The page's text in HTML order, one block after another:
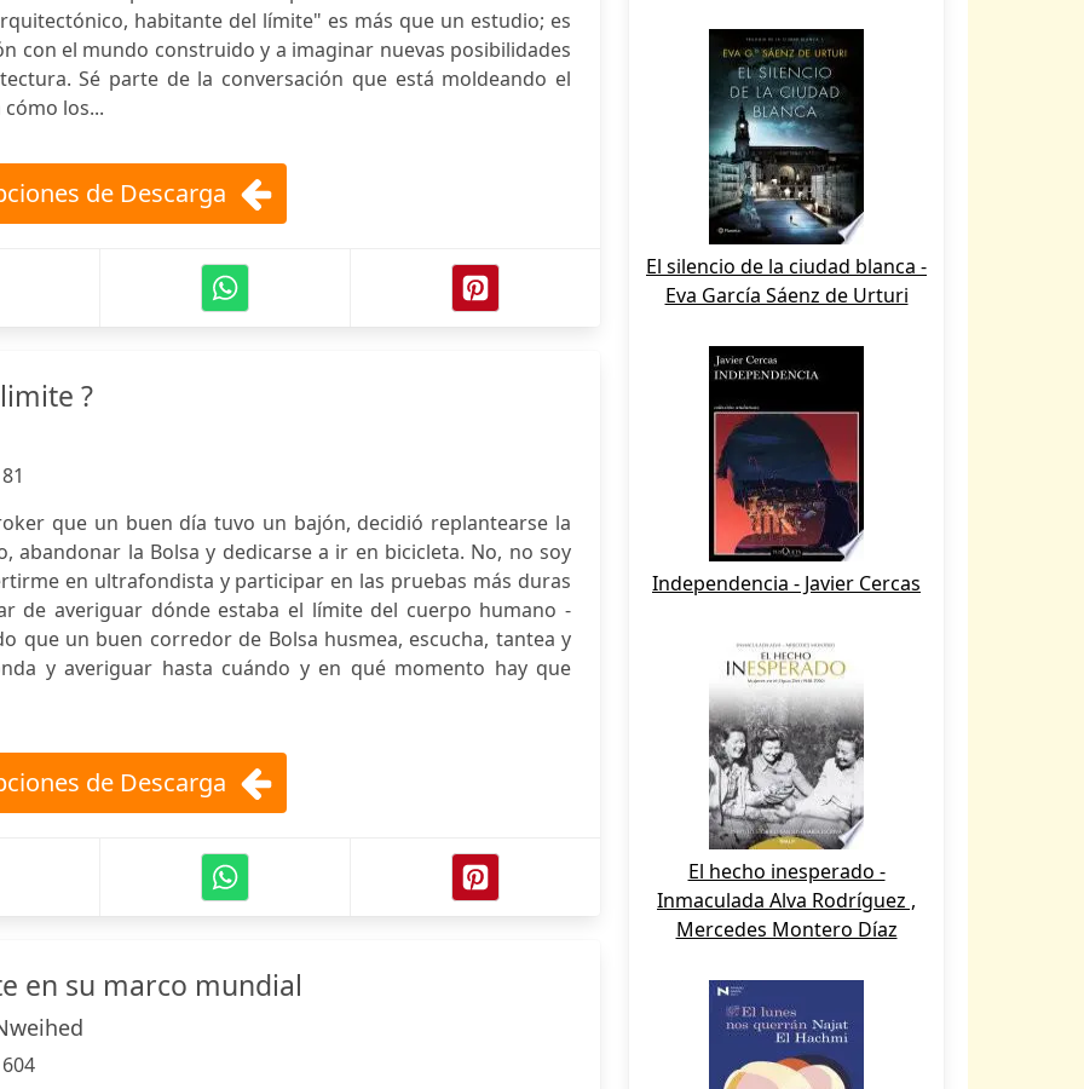
habitante del límite" es más que un estudio; es
con el mundo construido y a imaginar nuevas posibilidades
Sé parte de la conversación que está moldeando el
los...
de Descarga
?
81
que un buen día tuvo un bajón, decidió replantearse la
abandonar la Bolsa y dedicarse a ir en bicicleta. No, no soy
en ultrafondista y participar en las pruebas más duras
de averiguar dónde estaba el límite del cuerpo humano -
que un buen corredor de Bolsa husmea, escucha, tantea y
y averiguar hasta cuándo y en qué momento hay que
de Descarga
en su marco mundial
604
El silencio de la ciudad blanca -
Eva García Sáenz de Urturi
Independencia - Javier Cercas
El hecho inesperado -
Inmaculada Alva Rodríguez ,
Mercedes Montero Díaz